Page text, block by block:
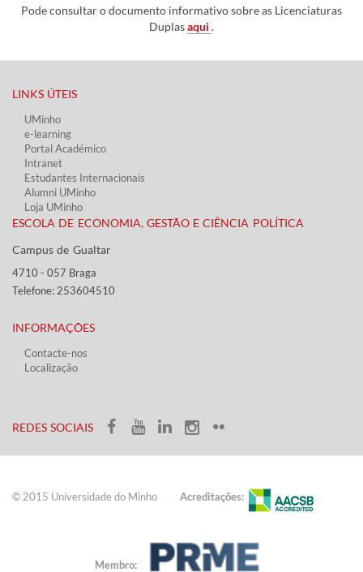
Pode consultar o documento informativo sobre as Licenciaturas
Duplasaqui .
LINKS ÚTEIS​
UMinho
e-learning
Portal Académico
Intranet
Estudantes Inter​​nacionais
Alumni UMinho
Loja UMinho
ESCOLA DE ECONOMIA, GESTÃO E CIÊNCIA POLÍTICA
Campus de Gualtar ​​
4710 - ​057 Braga
Telefone: 253604510​​
INFORMAÇÕES
Contacte-nos
Localização
​REDES SOCIAIS​​
© 2015 Universidade do ​Minho​​​ Acreditações:
Membro: